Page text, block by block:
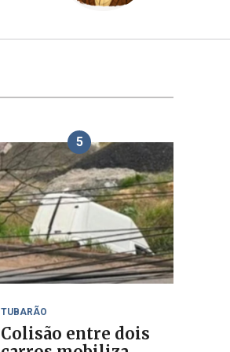
5
TUBARÃO
Colisão entre dois